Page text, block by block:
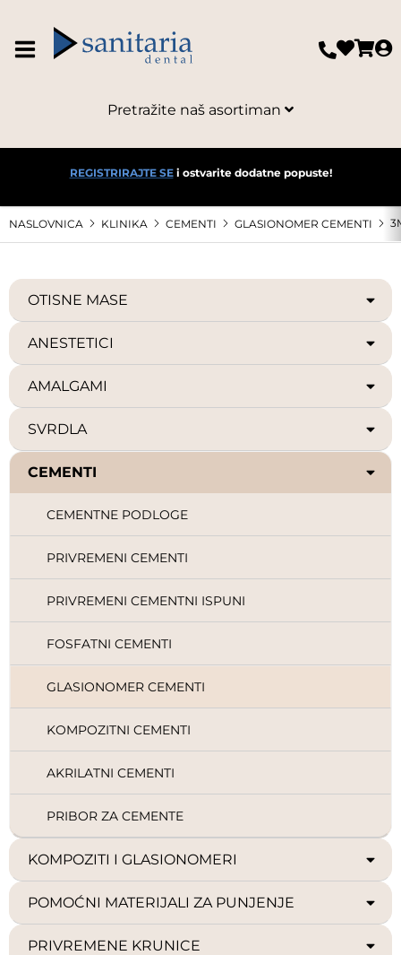
Pretražite naš asortiman
REGISTRIRAJTE SEi ostvarite dodatne popuste!
NASLOVNICA KLINIKA CEMENTI GLASIONOMER CEMENTI
OTISNE MASE
ANESTETICI
AMALGAMI
SVRDLA
CEMENTI
CEMENTNE PODLOGE
PRIVREMENI CEMENTI
PRIVREMENI CEMENTNI ISPUNI
FOSFATNI CEMENTI
GLASIONOMER CEMENTI
KOMPOZITNI CEMENTI
AKRILATNI CEMENTI
PRIBOR ZA CEMENTE
KOMPOZITI I GLASIONOMERI
POMOĆNI MATERIJALI ZA PUNJENJE
PRIVREMENE KRUNICE